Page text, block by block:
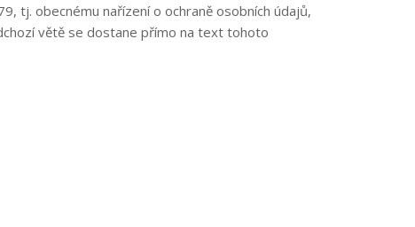
tj. obecnému nařízení o ochraně osobních údajů,
větě se dostane přímo na text tohoto